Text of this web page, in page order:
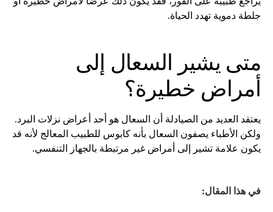
جلطة دموية تهدد الحياة.
متى يشير السعال إلى
أمراض خطيرة؟
يعتقد العديد من الصيادلة أن السعال هو أحد أعراض نزلات البرد.
ولكن الأطباء يصفون السعال بأنه كابوس للطبيب المعالج لأنه قد
يكون علامة تشير إلى أمراض غير مرتبطة بالجهاز التنفسي.
في هذا المقال: